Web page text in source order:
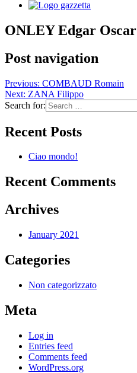
ONLEY Edgar Oscar
Post navigation
Previous: COMBAUD Romain
Next: ZANA Filippo
Search for:
Recent Posts
Ciao mondo!
Recent Comments
Archives
January 2021
Categories
Non categorizzato
Meta
Log in
Entries feed
Comments feed
WordPress.org